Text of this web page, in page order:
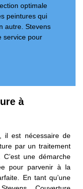
optimale
peintures qui
autre. Stevens
service pour
à
il est nécessaire de
par un traitement
une démarche
pour parvenir à la
En tant qu’une